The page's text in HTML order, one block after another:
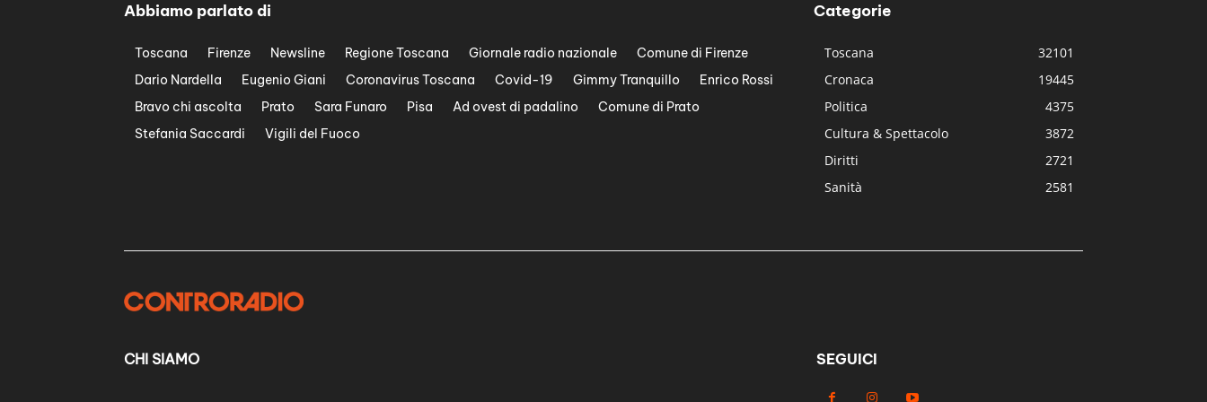
Abbiamo parlato di
Toscana Firenze Newsline Regione Toscana Giornale radio nazionale
Comune di Firenze
Dario Nardella
Eugenio Giani Coronavirus Toscana Covid-19 Gimmy Tranquillo
Enrico Rossi
Bravo chi ascolta
Prato Sara Funaro Pisa Ad ovest di padalino
Comune di Prato
Stefania Saccardi
Vigili del Fuoco
Categorie
Toscana
32101
Cronaca
19445
Politica
4375
Cultura & Spettacolo
3872
Diritti
2721
Sanità
2581
CHI SIAMO SEGUICI